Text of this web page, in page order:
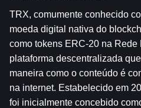
TRX, comumente conhecido
moeda digital nativa do
como tokens ERC-20 na Rede
plataforma descentralizada
maneira como o conteúdo é
na internet. Estabelecido em
foi inicialmente concebido